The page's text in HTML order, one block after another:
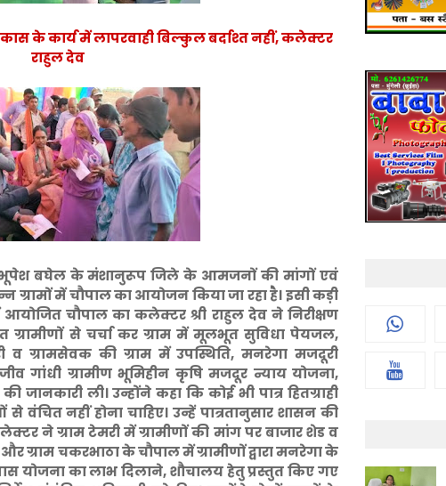
के कार्य में लापरवाही बिल्कुल बर्दाश्त नहीं, कलेक्टर
राहुल देव
भूपेश बघेल के मंशानुरूप जिले के आमजनों की मांगों एवं
में चौपाल का आयोजन किया जा रहा है। इसी कड़ी
चौपाल का कलेक्टर श्री राहुल देव ने निरीक्षण
ग्रामीणों से चर्चा कर ग्राम में मूलभूत सुविधा पेयजल,
व ग्रामसेवक की ग्राम में उपस्थिति, मनरेगा मजदूरी
गांधी ग्रामीण भूमिहीन कृषि मजदूर न्याय योजना,
जानकारी ली। उन्होंने कहा कि कोई भी पात्र हितग्राही
नहीं होना चाहिए। उन्हें पात्रतानुसार शासन की
ने ग्राम टेमरी में ग्रामीणों की मांग पर बाजार शेड व
ग्राम चकरभाठा के चौपाल में ग्रामीणों द्वारा मनरेगा के
योजना का लाभ दिलाने, शौचालय हेतु प्रस्तुत किए गए